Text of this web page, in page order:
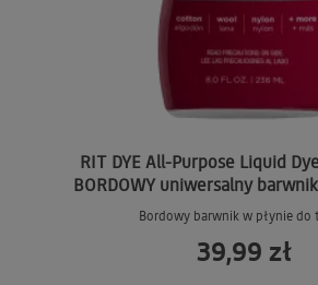
RIT DYE All-Purpose Liquid
BORDOWY uniwersalny
Bordowy barwnik w płynie do
39,99 zł